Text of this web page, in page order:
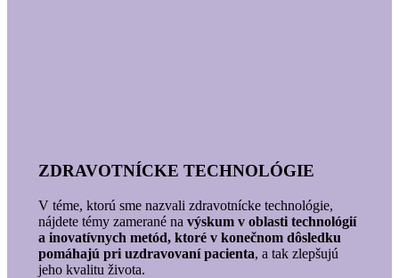
ZDRAVOTNÍCKE TECHNOLÓGIE
V téme, ktorú sme nazvali zdravotnícke technológie,
nájdete témy zamerané na výskum v oblasti technológií
a inovatívnych metód, ktoré v konečnom dôsledku
pomáhajú pri uzdravovaní pacienta, a tak zlepšujú
jeho kvalitu života.